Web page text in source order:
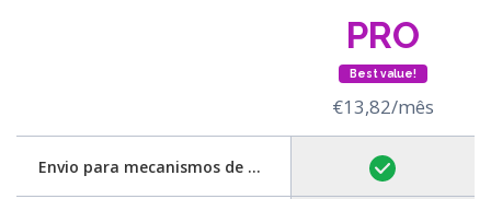
Envio para mecanismos de pesquisa
PRO
Best value!
€13,82/mês